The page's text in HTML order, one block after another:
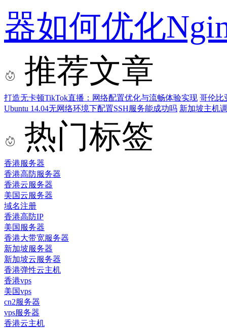
器如何优化
推荐文章
打造无卡顿TikTok直播：网络配置优化与流畅体验实现 哥伦比
Ubuntu 14.04无网络环境下配置SSH服务能成功吗 新加坡主机
热门标签
香港服务器
香港高防服务器
香港云服务器
美国云服务器
域名注册
香港高防IP
美国服务器
香港大带宽服务器
新加坡服务器
新加坡云服务器
香港弹性云主机
香港vps
美国vps
cn2服务器
vps服务器
香港云主机